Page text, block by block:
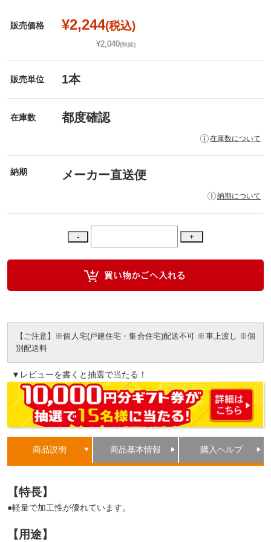
販売価格 ¥2,244(税込)
¥2,040(税抜)
販売単位 1本
在庫数 都度確認
在庫数について
納期 メーカー直送便
納期について
【ご注意】※個人宅(戸建住宅・集合住宅)配送不可 ※車上渡し ※個
別配送料
▼レビューを書くと抽選で当たる！
商品説明 商品基本情報 購入ヘルプ
【特長】
●軽量で加工性が優れています。
【用途】